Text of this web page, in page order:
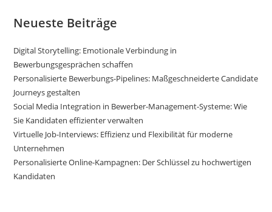
Neueste Beiträge
Digital Storytelling: Emotionale Verbindung in
Bewerbungsgesprächen schaffen
Personalisierte Bewerbungs-Pipelines: Maßgeschneiderte Candidate
Journeys gestalten
Social Media Integration in Bewerber-Management-Systeme: Wie
Sie Kandidaten effizienter verwalten
Virtuelle Job-Interviews: Effizienz und Flexibilität für moderne
Unternehmen
Personalisierte Online-Kampagnen: Der Schlüssel zu hochwertigen
Kandidaten